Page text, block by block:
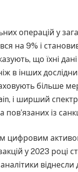
операцій у
на 9% і
що їхні
в інших
більше
і ширший
пов’язаних із
цифровим
у 2023 році